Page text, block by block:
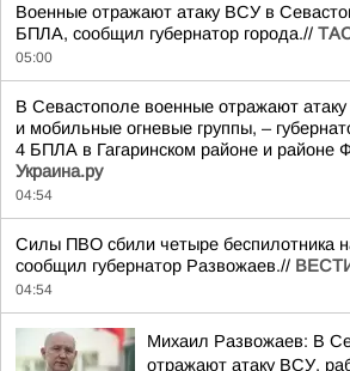
Военные отражают атаку ВСУ в
БПЛА, сообщил губернатор города.//
05:00
В Севастополе военные отражают
и мобильные огневые группы, –
4 БПЛА в Гагаринском районе и районе
Украина.ру
04:54
Силы ПВО сбили четыре беспилотника
сообщил губернатор Развожаев.//
04:54
Михаил Развожаев: В
отражают атаку ВСУ,